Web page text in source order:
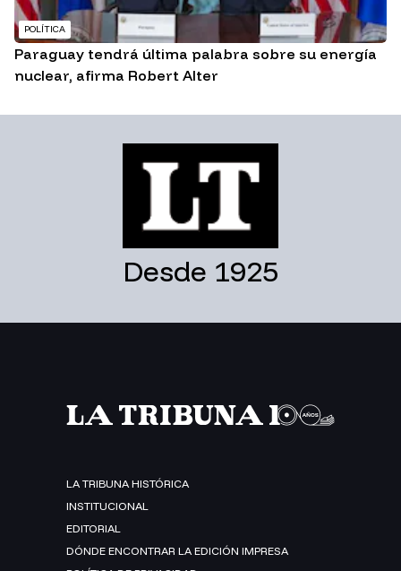
POLÍTICA
Paraguay tendrá última palabra sobre su energía
nuclear, afirma Robert Alter
Desde 1925
LA TRIBUNA HISTÓRICA
INSTITUCIONAL
EDITORIAL
DÓNDE ENCONTRAR LA EDICIÓN IMPRESA